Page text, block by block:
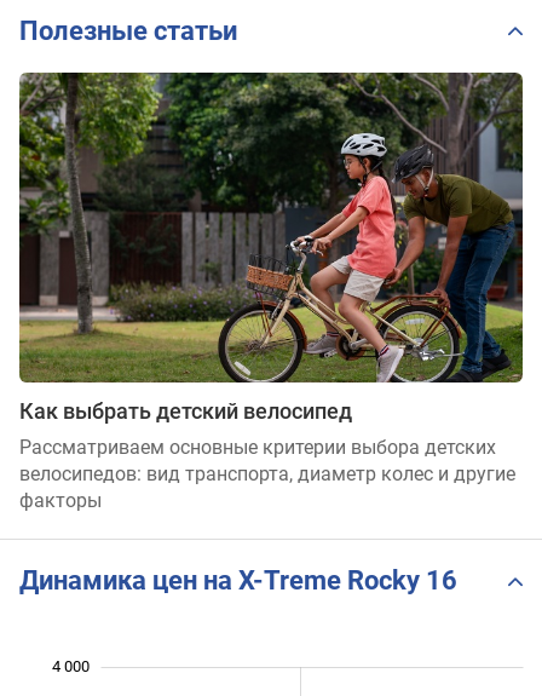
Полезные статьи
Как выбрать детский велосипед
Рассматриваем основные критерии выбора детских
велосипедов: вид транспорта, диаметр колес и другие
факторы
Динамика цен на X-Treme Rocky 16
4 000